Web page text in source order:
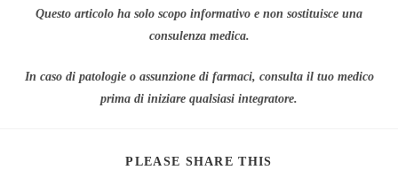
Questo articolo ha solo scopo informativo e non sostituisce una
consulenza medica.
In caso di patologie o assunzione di farmaci, consulta il tuo medico
prima di iniziare qualsiasi integratore.
PLEASE SHARE THIS